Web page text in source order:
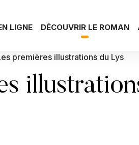
LIGNE DÉCOUVRIR LE ROMAN
premières illustrations du Lys